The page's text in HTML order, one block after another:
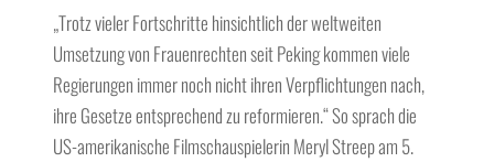
„Trotz vieler Fortschritte hinsichtlich der weltweiten
Umsetzung von Frauenrechten seit Peking kommen viele
Regierungen immer noch nicht ihren Verpflichtungen nach,
ihre Gesetze entsprechend zu reformieren.“ So sprach die
US-amerikanische Filmschauspielerin Meryl Streep am 5.